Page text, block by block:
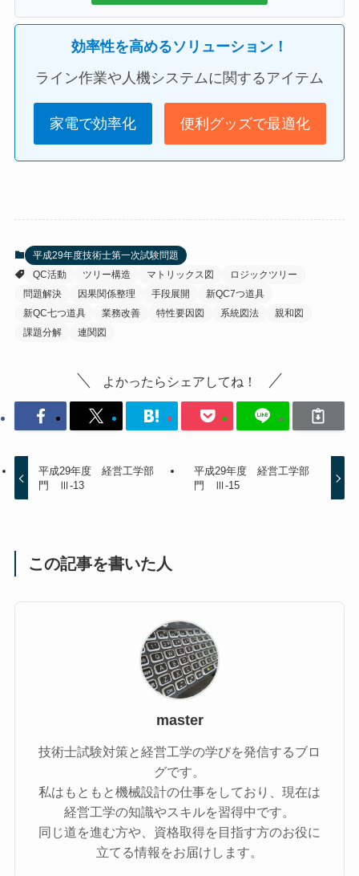
効率性を高めるソリューション！
ライン作業や人機システムに関するアイテム
家電で効率化 便利グッズで最適化
平成29年度技術士第一次試験問題
QC活動
ツリー構造 マトリックス図
ロジックツリー
問題解決
因果関係整理 手段展開
新QC7つ道具
新QC七つ道具
業務改善 特性要因図 系統図法
親和図
課題分解
連関図
よかったらシェアしてね！
平成29年度 経営工学部
門 Ⅲ-13
平成29年度 経営工学部
門 Ⅲ-15
この記事を書いた人
master
技術士試験対策と経営工学の学びを発信するブロ
グです。
私はもともと機械設計の仕事をしており、現在は
経営工学の知識やスキルを習得中です。
同じ道を進む方や、資格取得を目指す方のお役に
立てる情報をお届けします。